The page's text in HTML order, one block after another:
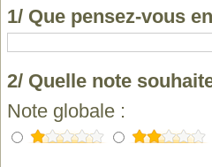
1/ Que pensez-vous
2/ Quelle note
Note globale :